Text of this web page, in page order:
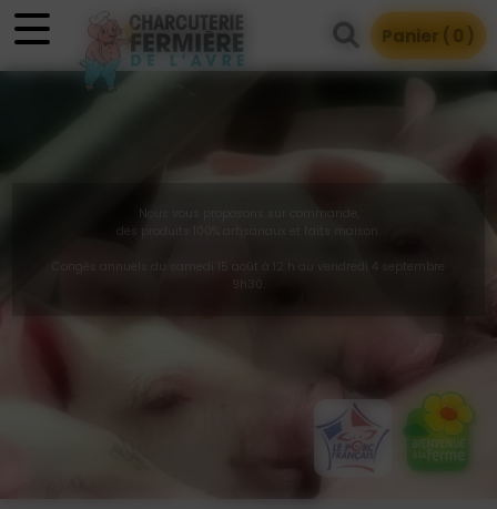
Panneau de gestion des cookies
Panier ( 0 )
Nous vous proposons sur commande,
des produits 100% artisanaux et faits maison.